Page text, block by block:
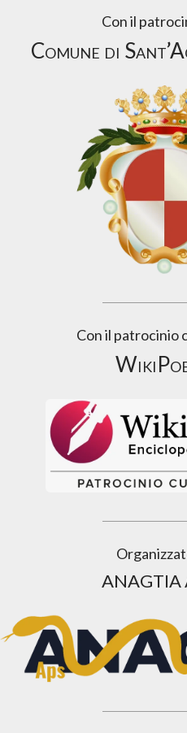
Con il
Comune di
Con il patrocinio
ANAGTIA